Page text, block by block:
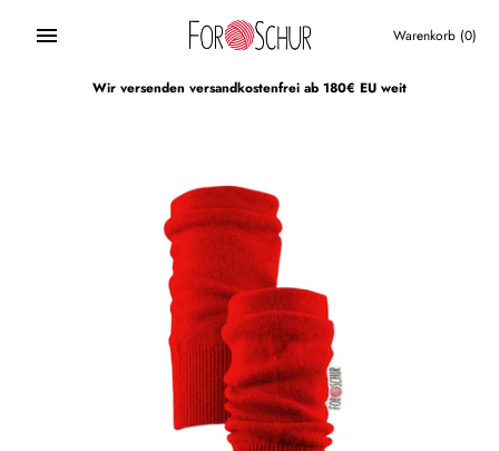
Warenkorb (0)
Wir versenden versandkostenfrei ab 180€ EU weit